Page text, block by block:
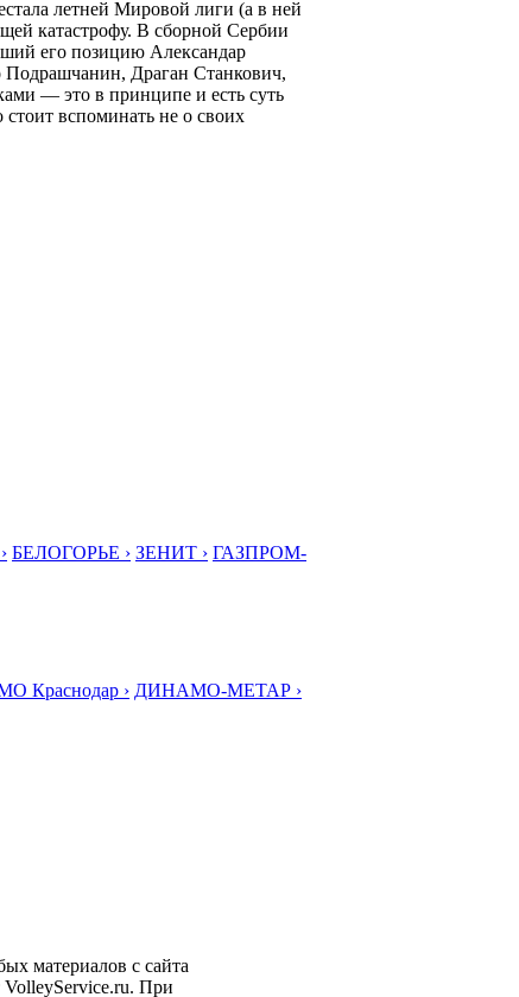
летней Мировой лиги (а в ней
катастрофу. В сборной Сербии
его позицию Александар
Подрашчанин, Драган Станкович,
— это в принципе и есть суть
вспоминать не о своих
БЕЛОГОРЬЕ › ЗЕНИТ › ГАЗПРОМ-
Краснодар › ДИНАМО-МЕТАР ›
материалов с сайта
VolleyService.ru. При